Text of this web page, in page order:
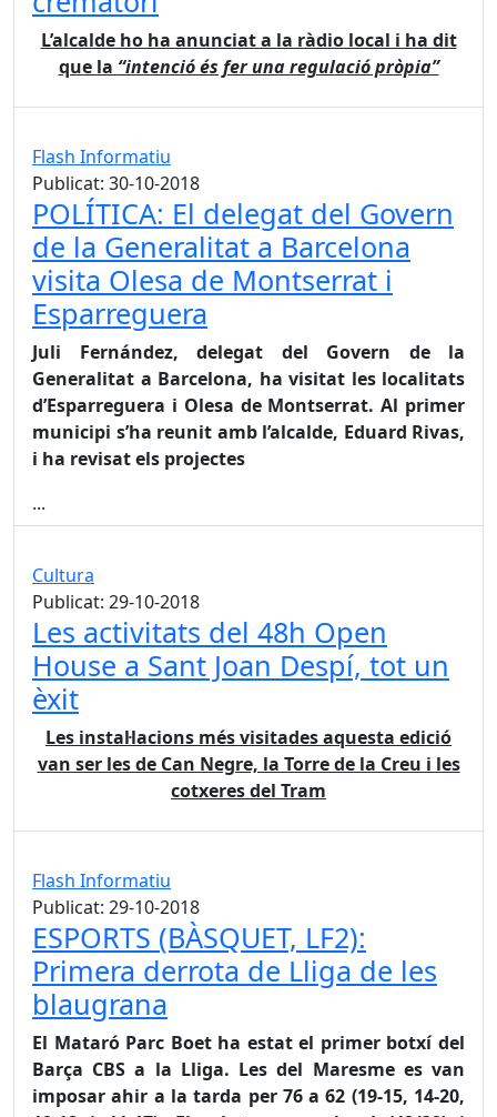
L’alcalde ho ha anunciat a la ràdio local i ha dit
que la “intenció és fer una regulació pròpia”
Flash Informatiu
Publicat: 30-10-2018
POLÍTICA: El delegat del Govern
de la Generalitat a Barcelona
visita Olesa de Montserrat i
Esparreguera
Juli Fernández, delegat del Govern de la
Generalitat a Barcelona, ha visitat les localitats
d’Esparreguera i Olesa de Montserrat. Al primer
municipi s’ha reunit amb l’alcalde, Eduard Rivas,
i ha revisat els projectes
...
Cultura
Publicat: 29-10-2018
Les activitats del 48h Open
House a Sant Joan Despí, tot un
èxit
Les instal·lacions més visitades aquesta edició
van ser les de Can Negre, la Torre de la Creu i les
cotxeres del Tram
Flash Informatiu
Publicat: 29-10-2018
ESPORTS (BÀSQUET, LF2):
Primera derrota de Lliga de les
blaugrana
El Mataró Parc Boet ha estat el primer botxí del
Barça CBS a la Lliga. Les del Maresme es van
imposar ahir a la tarda per 76 a 62 (19-15, 14-20,